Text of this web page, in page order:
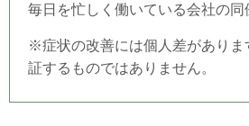
毎日を忙しく働いている会社の同
※症状の改善には個人差がありま
証するものではありません。